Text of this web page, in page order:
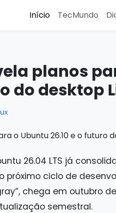
Início TecMundo
planos
do desktop
26.04 LTS já
ciclo de
chega em outubro
semestral.